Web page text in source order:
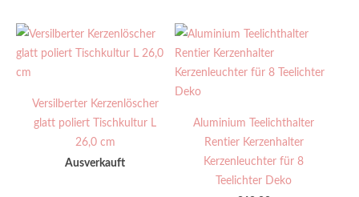
Versilberter Kerzenlöscher
glatt poliert Tischkultur L
26,0 cm
Ausverkauft
Aluminium Teelichthalter
Rentier Kerzenhalter
Kerzenleuchter für 8
Teelichter Deko